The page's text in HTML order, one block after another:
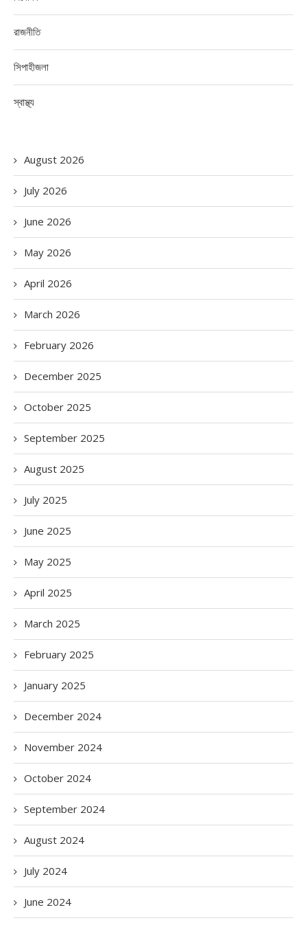
রাজনীতি
সিপাহীজলা
স্বাস্থ্য
August 2026
July 2026
June 2026
May 2026
April 2026
March 2026
February 2026
December 2025
October 2025
September 2025
August 2025
July 2025
June 2025
May 2025
April 2025
March 2025
February 2025
January 2025
December 2024
November 2024
October 2024
September 2024
August 2024
July 2024
June 2024